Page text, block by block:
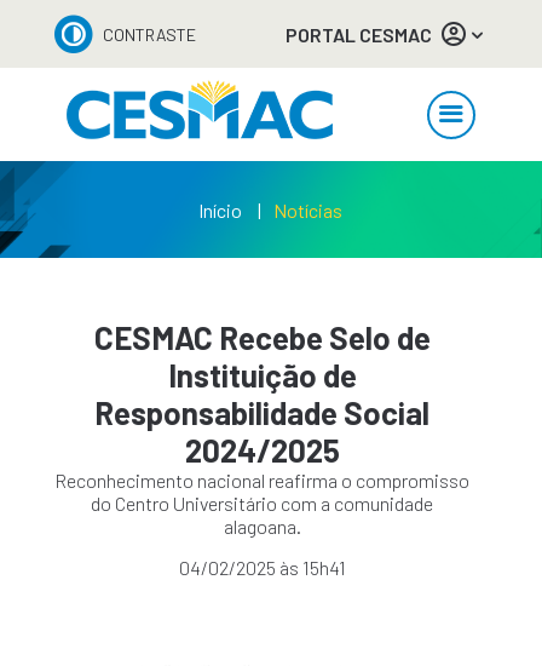
CONTRASTE PORTAL CESMAC
Início Notícias
CESMAC Recebe Selo de
Instituição de
Responsabilidade Social
2024/2025
Reconhecimento nacional reafirma o compromisso
do Centro Universitário com a comunidade
alagoana.
04/02/2025 às 15h41